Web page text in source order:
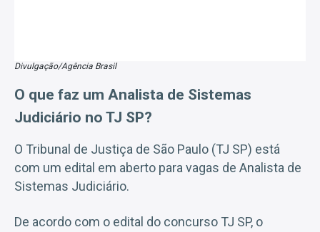
Divulgação/Agência Brasil
O que faz um Analista de Sistemas
Judiciário no TJ SP?
O Tribunal de Justiça de São Paulo (TJ SP) está
com um edital em aberto para vagas de Analista de
Sistemas Judiciário.
De acordo com o edital do concurso TJ SP, o